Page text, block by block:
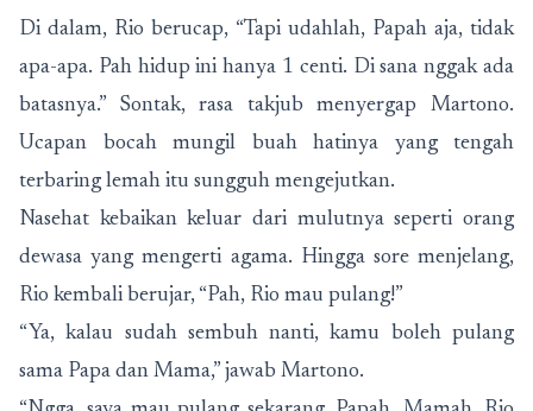
Di dalam, Rio berucap, “Tapi udahlah, Papah aja, tidak
apa-apa. Pah hidup ini hanya 1 centi. Di sana nggak ada
batasnya.” Sontak, rasa takjub menyergap Martono.
Ucapan bocah mungil buah hatinya yang tengah
terbaring lemah itu sungguh mengejutkan.
Nasehat kebaikan keluar dari mulutnya seperti orang
dewasa yang mengerti agama. Hingga sore menjelang,
Rio kembali berujar, “Pah, Rio mau pulang!”
“Ya, kalau sudah sembuh nanti, kamu boleh pulang
sama Papa dan Mama,” jawab Martono.